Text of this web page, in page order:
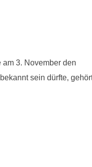
3. November den
sein dürfte,